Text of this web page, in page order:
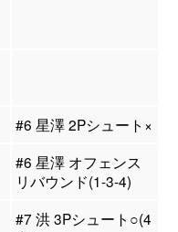
#6 星澤 2Pシュート×
#6 星澤 オフェンス
リバウンド(1-3-4)
#7 洪 3Pシュート○(4